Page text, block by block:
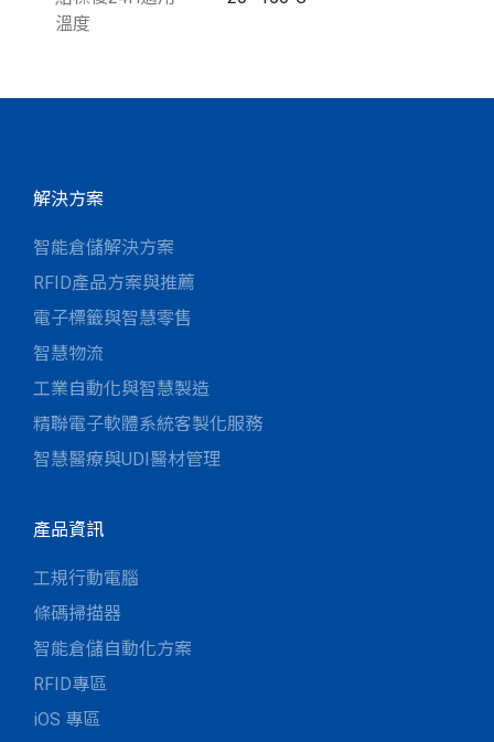
溫度
解決方案
智能倉儲解決方案
RFID產品方案與推薦
電子標籤與智慧零售
智慧物流
工業自動化與智慧製造
精聯電子軟體系統客製化服務
智慧醫療與UDI醫材管理
產品資訊
工規行動電腦
條碼掃描器
智能倉儲自動化方案
RFID專區
iOS 專區